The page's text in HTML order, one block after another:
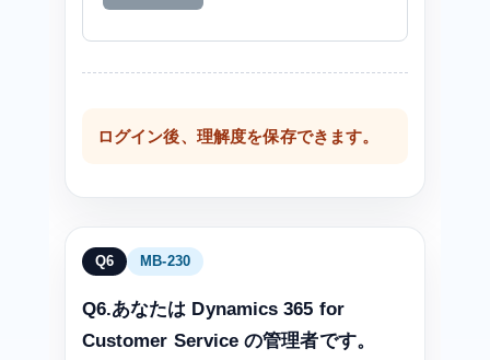
ログイン後、理解度を保存できます。
Q6 MB-230
Q6.あなたは Dynamics 365 for
Customer Service の管理者です。